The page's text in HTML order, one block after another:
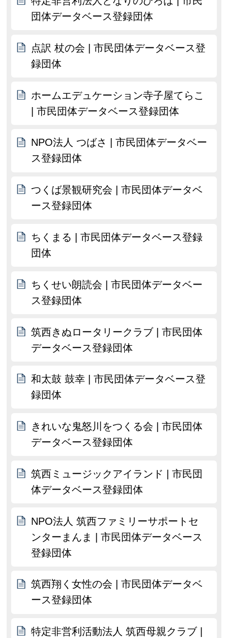
団体データベース登録団体
点訳 杖の会 | 市民団体データベース登
録団体
ホームエデュケーション寺子屋てらこ
| 市民団体データベース登録団体
NPO法人 つばさ | 市民団体データベー
ス登録団体
つくば景観研究会 | 市民団体データベ
ース登録団体
ちくまる | 市民団体データベース登録
団体
ちくせい朗読会 | 市民団体データベー
ス登録団体
筑西きぬロータリークラブ | 市民団体
データベース登録団体
和太鼓 鼓幸 | 市民団体データベース登
録団体
きれいな鬼怒川をつくる会 | 市民団体
データベース登録団体
筑西ミュージックアイランド | 市民団
体データベース登録団体
NPO法人 筑西ファミリーサポートセ
ンターまんま | 市民団体データベース
登録団体
筑西翔く女性の会 | 市民団体データベ
ース登録団体
特定非営利活動法人 筑西母親クラブ |